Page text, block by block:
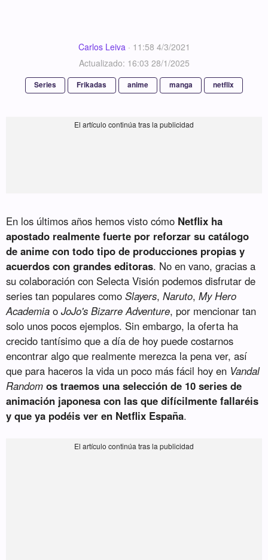
Carlos Leiva · 11:58 4/3/2021
Actualizado: 16:03 28/1/2025
Series Frikadas anime manga netflix
En los últimos años hemos visto cómo Netflix ha
apostado realmente fuerte por reforzar su catálogo
de anime con todo tipo de producciones propias y
acuerdos con grandes editoras. No en vano, gracias a
su colaboración con Selecta Visión podemos disfrutar de
series tan populares comoSlayers,Naruto,My Hero
Academia oJoJo's Bizarre Adventure, por mencionar tan
solo unos pocos ejemplos. Sin embargo, la oferta ha
crecido tantísimo que a día de hoy puede costarnos
encontrar algo que realmente merezca la pena ver, así
que para haceros la vida un poco más fácil hoy en Vandal
Random os traemos una selección de 10 series de
animación japonesa con las que difícilmente fallaréis
y que ya podéis ver en Netflix España.